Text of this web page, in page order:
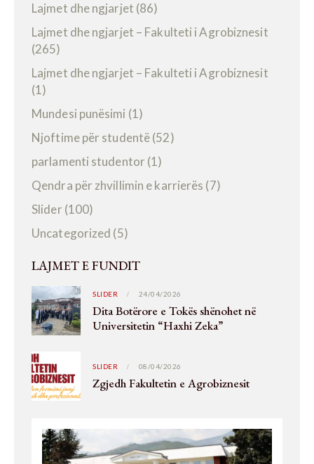
Lajmet dhe ngjarjet (86)
Lajmet dhe ngjarjet – Fakulteti i Agrobiznesit
(265)
Lajmet dhe ngjarjet – Fakulteti i Agrobiznesit
(1)
Mundesi punësimi (1)
Njoftime për studentë(52)
parlamenti studentor (1)
Qendra për zhvillimin e karrierës (7)
Slider (100)
Uncategorized (5)
LAJMET E FUNDIT
SLIDER 24/04/2026
Dita Botërore e Tokës shënohet në
Universitetin “Haxhi Zeka”
SLIDER 08/04/2026
Zgjedh Fakultetin e Agrobiznesit